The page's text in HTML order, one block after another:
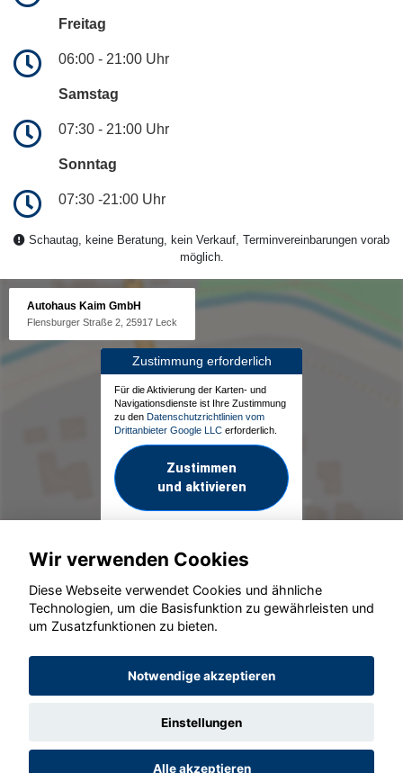
Freitag
06:00 - 21:00 Uhr
Samstag
07:30 - 21:00 Uhr
Sonntag
07:30 -21:00 Uhr
Schautag, keine Beratung, kein Verkauf, Terminvereinbarungen vorab
möglich.
Autohaus Kaim GmbH
Flensburger Straße 2, 25917 Leck
Zustimmung erforderlich
Für die Aktivierung der Karten- und
Navigationsdienste ist Ihre Zustimmung
zu den Datenschutzrichtlinien vom
Drittanbieter Google LLC erforderlich.
Zustimmen
und aktivieren
© konjunkturmotor.de GmbH 2020 - 2026
Wir verwenden Cookies
Diese Webseite verwendet Cookies und ähnliche
Technologien, um die Basisfunktion zu gewährleisten und
um Zusatzfunktionen zu bieten.
Notwendige akzeptieren
Einstellungen
Alle akzeptieren